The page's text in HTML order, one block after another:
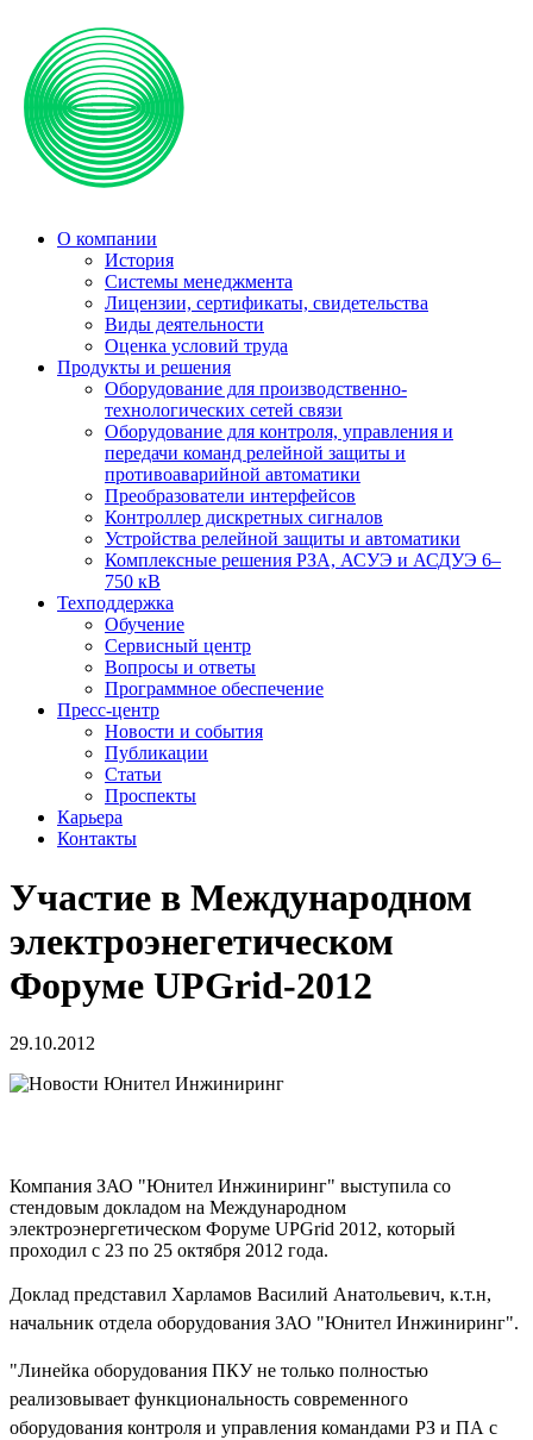
О компании
История
Системы менеджмента
Лицензии, сертификаты, свидетельства
Виды деятельности
Оценка условий труда
Продукты и решения
Оборудование для производственно-
технологических сетей связи
Оборудование для контроля, управления и
передачи команд релейной защиты и
противоаварийной автоматики
Преобразователи интерфейсов
Контроллер дискретных сигналов
Устройства релейной защиты и автоматики
Комплексные решения РЗА, АСУЭ и АСДУЭ 6–
750 кВ
Техподдержка
Обучение
Сервисный центр
Вопросы и ответы
Программное обеспечение
Пресс-центр
Новости и события
Публикации
Статьи
Проспекты
Карьера
Контакты
Участие в Международном
электроэнегетическом
Форуме UPGrid-2012
29.10.2012
Компания ЗАО "Юнител Инжиниринг" выступила со
стендовым докладом на Международном
электроэнергетическом Форуме UPGrid 2012, который
проходил с 23 по 25 октября 2012 года.
Доклад представил Харламов Василий Анатольевич, к.т.н,
начальник отдела оборудования ЗАО "Юнител Инжиниринг".
"Линейка оборудования ПКУ не только полностью
реализовывает функциональность современного
оборудования контроля и управления командами РЗ и ПА с